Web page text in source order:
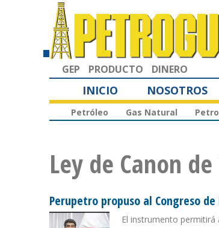
GEP PRODUCTO DINERO
INICIO NOSOTROS
Petróleo Gas Natural
Ley de Canon
Perupetro propuso al Congreso
El instrumento permitirá